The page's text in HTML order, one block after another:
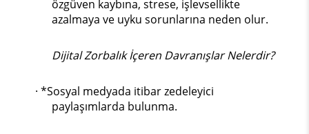
özgüven kaybına, strese, işlevsellikte
azalmaya ve uyku sorunlarına neden olur.
Dijital Zorbalık İçeren Davranışlar Nelerdir?
· *Sosyal medyada itibar zedeleyici
paylaşımlarda bulunma.